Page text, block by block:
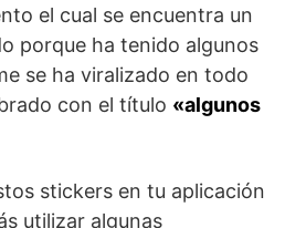
el cual se encuentra un
porque ha tenido algunos
se ha viralizado en todo
con el título «algunos
stickers en tu aplicación
utilizar algunas